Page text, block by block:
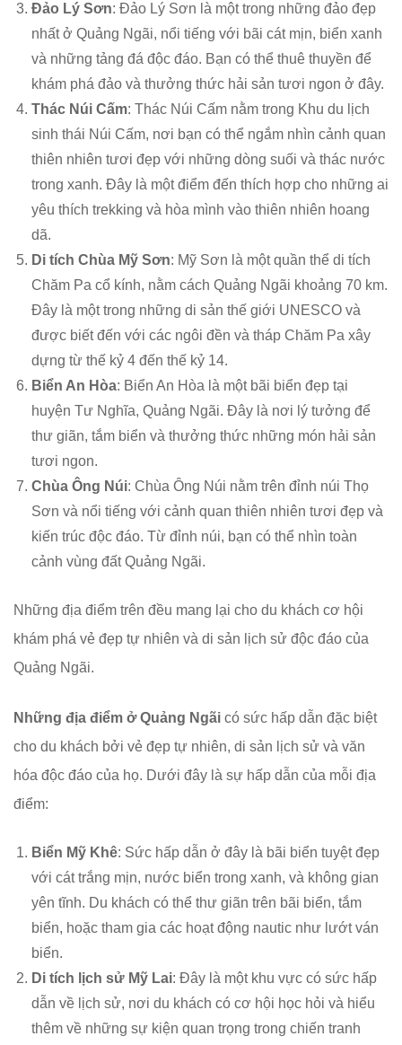
Đảo Lý Sơn: Đảo Lý Sơn là một trong những đảo đẹp
nhất ở Quảng Ngãi, nổi tiếng với bãi cát mịn, biển xanh
và những tảng đá độc đáo. Bạn có thể thuê thuyền để
khám phá đảo và thưởng thức hải sản tươi ngon ở đây.
Thác Núi Cấm: Thác Núi Cấm nằm trong Khu du lịch
sinh thái Núi Cấm, nơi bạn có thể ngắm nhìn cảnh quan
thiên nhiên tươi đẹp với những dòng suối và thác nước
trong xanh. Đây là một điểm đến thích hợp cho những ai
yêu thích trekking và hòa mình vào thiên nhiên hoang
dã.
Di tích Chùa Mỹ Sơn: Mỹ Sơn là một quần thể di tích
Chăm Pa cổ kính, nằm cách Quảng Ngãi khoảng 70 km.
Đây là một trong những di sản thế giới UNESCO và
được biết đến với các ngôi đền và tháp Chăm Pa xây
dựng từ thế kỷ 4 đến thế kỷ 14.
Biển An Hòa: Biển An Hòa là một bãi biển đẹp tại
huyện Tư Nghĩa, Quảng Ngãi. Đây là nơi lý tưởng để
thư giãn, tắm biển và thưởng thức những món hải sản
tươi ngon.
Chùa Ông Núi: Chùa Ông Núi nằm trên đỉnh núi Thọ
Sơn và nổi tiếng với cảnh quan thiên nhiên tươi đẹp và
kiến trúc độc đáo. Từ đỉnh núi, bạn có thể nhìn toàn
cảnh vùng đất Quảng Ngãi.
Những địa điểm trên đều mang lại cho du khách cơ hội
khám phá vẻ đẹp tự nhiên và di sản lịch sử độc đáo của
Quảng Ngãi.
Những địa điểm ở Quảng Ngãi có sức hấp dẫn đặc biệt
cho du khách bởi vẻ đẹp tự nhiên, di sản lịch sử và văn
hóa độc đáo của họ. Dưới đây là sự hấp dẫn của mỗi địa
điểm:
Biển Mỹ Khê: Sức hấp dẫn ở đây là bãi biển tuyệt đẹp
với cát trắng mịn, nước biển trong xanh, và không gian
yên tĩnh. Du khách có thể thư giãn trên bãi biển, tắm
biển, hoặc tham gia các hoạt động nautic như lướt ván
biển.
Di tích lịch sử Mỹ Lai: Đây là một khu vực có sức hấp
dẫn về lịch sử, nơi du khách có cơ hội học hỏi và hiểu
thêm về những sự kiện quan trọng trong chiến tranh